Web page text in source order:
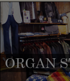
37001PD